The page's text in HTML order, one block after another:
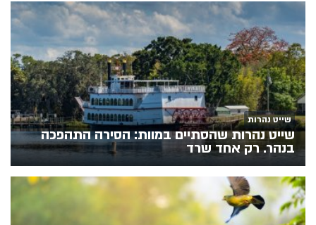
שייט נהרות
שייט נהרות שהסתיים במוות: הסירה התהפכה
בנהר. רק אחד שרד